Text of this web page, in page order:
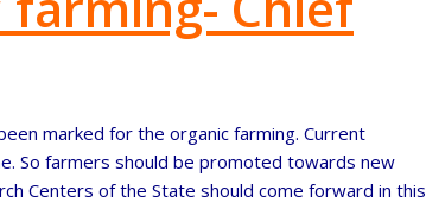
marked for the organic farming. Current
So farmers should be promoted towards new
Centers of the State should come forward in this